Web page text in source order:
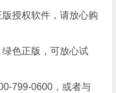
授权软件，请放心购
色正版，可放心试
799-0600，或者与